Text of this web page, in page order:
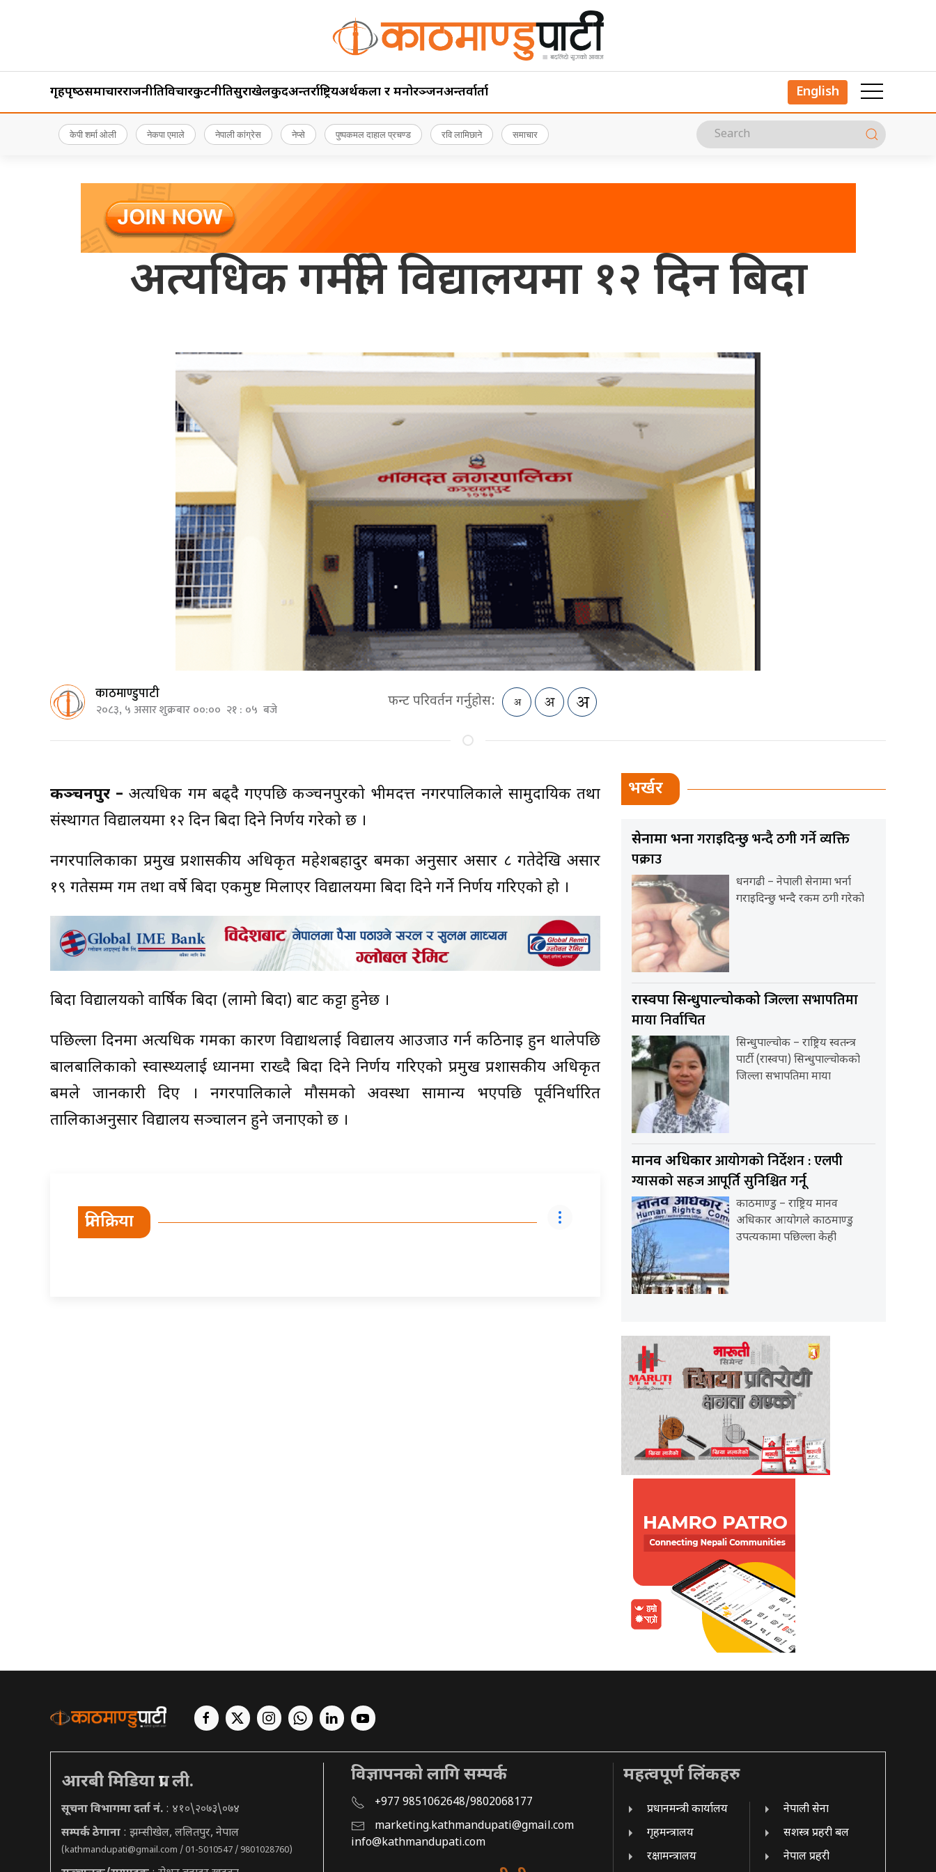
गृहपृष्‍ठसमाचारराजनीतिविचारकुटनीतिसुरक्षाखेलकुदअन्तर्राष्ट्रियअर्थकला र मनोरञ्जनअन्तर्वार्ता English
केपी शर्मा ओली नेकपा एमाले नेपाली कांग्रेस नेप्से पुष्पकमल दाहाल प्रचण्ड रवि लामिछाने समाचार
अत्यधिक गर्मीले विद्यालयमा १२ दिन बिदा
काठमाण्डुपाटी
२०८३, ५ असार शुक्रबार ००:०० २१ : ०५ बजे फन्ट परिवर्तन गर्नुहोस:
कञ्चनपुर – अत्यधिक गर्मी बढ्दै गएपछि कञ्चनपुरको भीमदत्त नगरपालिकाले सामुदायिक तथा
संस्थागत विद्यालयमा १२ दिन बिदा दिने निर्णय गरेको छ ।
नगरपालिकाका प्रमुख प्रशासकीय अधिकृत महेशबहादुर बमका अनुसार असार ८ गतेदेखि असार
१९ गतेसम्म गर्मी तथा वर्षे बिदा एकमुष्ट मिलाएर विद्यालयमा बिदा दिने गर्ने निर्णय गरिएको हो ।
बिदा विद्यालयको वार्षिक बिदा (लामो बिदा) बाट कट्टा हुनेछ ।
पछिल्ला दिनमा अत्यधिक गर्मीका कारण विद्यार्थीलाई विद्यालय आउजाउ गर्न कठिनाइ हुन थालेपछि
बालबालिकाको स्वास्थ्यलाई ध्यानमा राख्दै बिदा दिने निर्णय गरिएको प्रमुख प्रशासकीय अधिकृत
बमले जानकारी दिए । नगरपालिकाले मौसमको अवस्था सामान्य भएपछि पूर्वनिर्धारित
तालिकाअनुसार विद्यालय सञ्चालन हुने जनाएको छ ।
प्रतिक्रिया
भर्खर
सेनामा भर्नागराइदिन्छु भन्दै ठगी गर्ने व्यक्ति
पक्राउ
धनगढी – नेपाली सेनामा भर्ना
गराइदिन्छु भन्दै रकम ठगी गरेको
रास्वपा सिन्धुपाल्चोककोजिल्ला सभापतिमा
माया निर्वाचित
सिन्धुपाल्चोक – राष्ट्रिय स्वतन्त्र
पार्टी (रास्वपा) सिन्धुपाल्चोकको
जिल्ला सभापतिमा माया
मानव अधिकारआयोगको निर्देशन : एलपी
ग्यासको सहज आपूर्ति सुनिश्चित गर्नू
काठमाण्डु – राष्ट्रिय मानव
अधिकार आयोगले काठमाण्डु
उपत्यकामा पछिल्ला केही
आरबी मिडिया प्रा. ली.
सूचना विभागमा दर्ता नं. : ४१०\२०७३\०७४
सम्पर्क ठेगाना : झम्सीखेल, ललितपुर, नेपाल
(kathmandupati@gmail.com / 01-5010547 / 9801028760)
विज्ञापनको लागि सम्पर्क
+977 9851062648/9802068177
marketing.kathmandupati@gmail.com
info@kathmandupati.com
महत्वपूर्ण लिंकहरु
प्रधानमन्त्री कार्यालय
गृहमन्त्रालय
रक्षामन्त्रालय
नेपाली सेना
सशस्त्र प्रहरी बल
नेपाल प्रहरी